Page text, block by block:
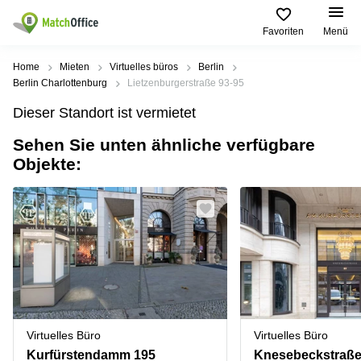
Favoriten Menü
Mieten / Vermieten
Produktseiten
Büro
mieten
center
Coworking
Space
Seminarraum
Virtuelles
Büro
Beliebte
Städte
Büro
mieten
Geschäftsadresse
Hamburg
Geschäftsadresse
mieten
Düsseldorf
Geschäftsadresse
Stuttgart
Büro
Beliebte
Suchanfragen
Regus
Dortmund
Ruhrallee
9
Dortmund
Office Club
Ballindamm
Rahel-
Hirsch-
Straße
Hilfe
Über uns
Büro vermieten
Preis
Log-in
Home Mieten Virtuelles büros
Berlin
Berlin Charlottenburg
Lietzenburgerstraße 93-95
Dieser Standort ist vermietet
Sehen Sie unten ähnliche verfügbare
Objekte:
Virtuelles Büro
Kurfürstendamm 195
Virtuelles Büro